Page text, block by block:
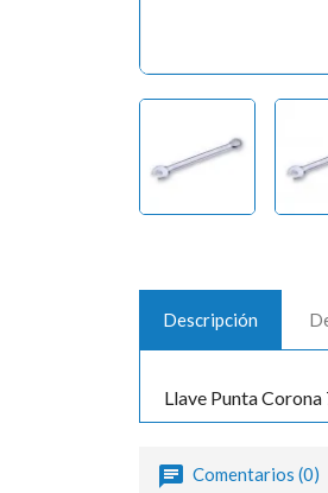
Descripción
Llave Punta
Comentarios (0)